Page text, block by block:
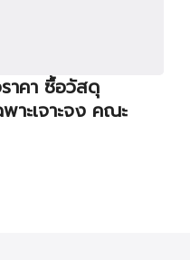
าคา ซื้อวัสดุ
าะเจาะจง คณะ